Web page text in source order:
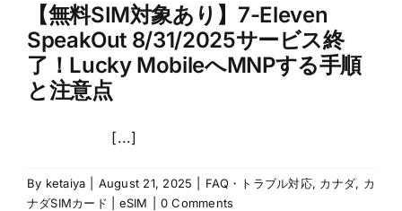
【無料SIM対象あり】7-Eleven
SpeakOut 8/31/2025サービス終
了！Lucky MobileへMNPする手順
と注意点
[...]
By ketaiya August 21, 2025 FAQ・トラブル対応, カナダ, カ
ナダSIMカード | eSIM
0 Comments